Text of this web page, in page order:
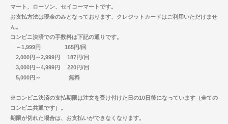
マート、ローソン、セイコーマートです。
お支払方法は現金のみとなっております、クレジットカードはご利用いただけませ
ん。
コンビニ決済での手数料は下記の通りです。
～1,999円 165円/回
2,000円～2,999円 187円/回
3,000円～4,999円 220円/回
5,000円～ 無料
※コンビニ決済の支払期限は注文を受け付けた日の10日後になっています（全ての
コンビニ共通です）。
期限が切れた場合は、お支払いができなくなります。